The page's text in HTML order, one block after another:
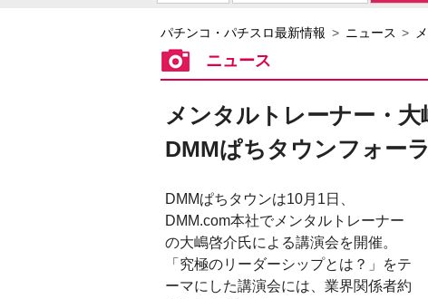
パチンコ・パチスロ最新情報 ニュース
ニュース
メンタルトレーナー・大
DMMぱちタウンフォー
DMMぱちタウンは10月1日、
DMM.com本社でメンタルトレーナー
の大嶋啓介氏による講演会を開催。
「究極のリーダーシップとは？」をテ
ーマにした講演会には、業界関係者約